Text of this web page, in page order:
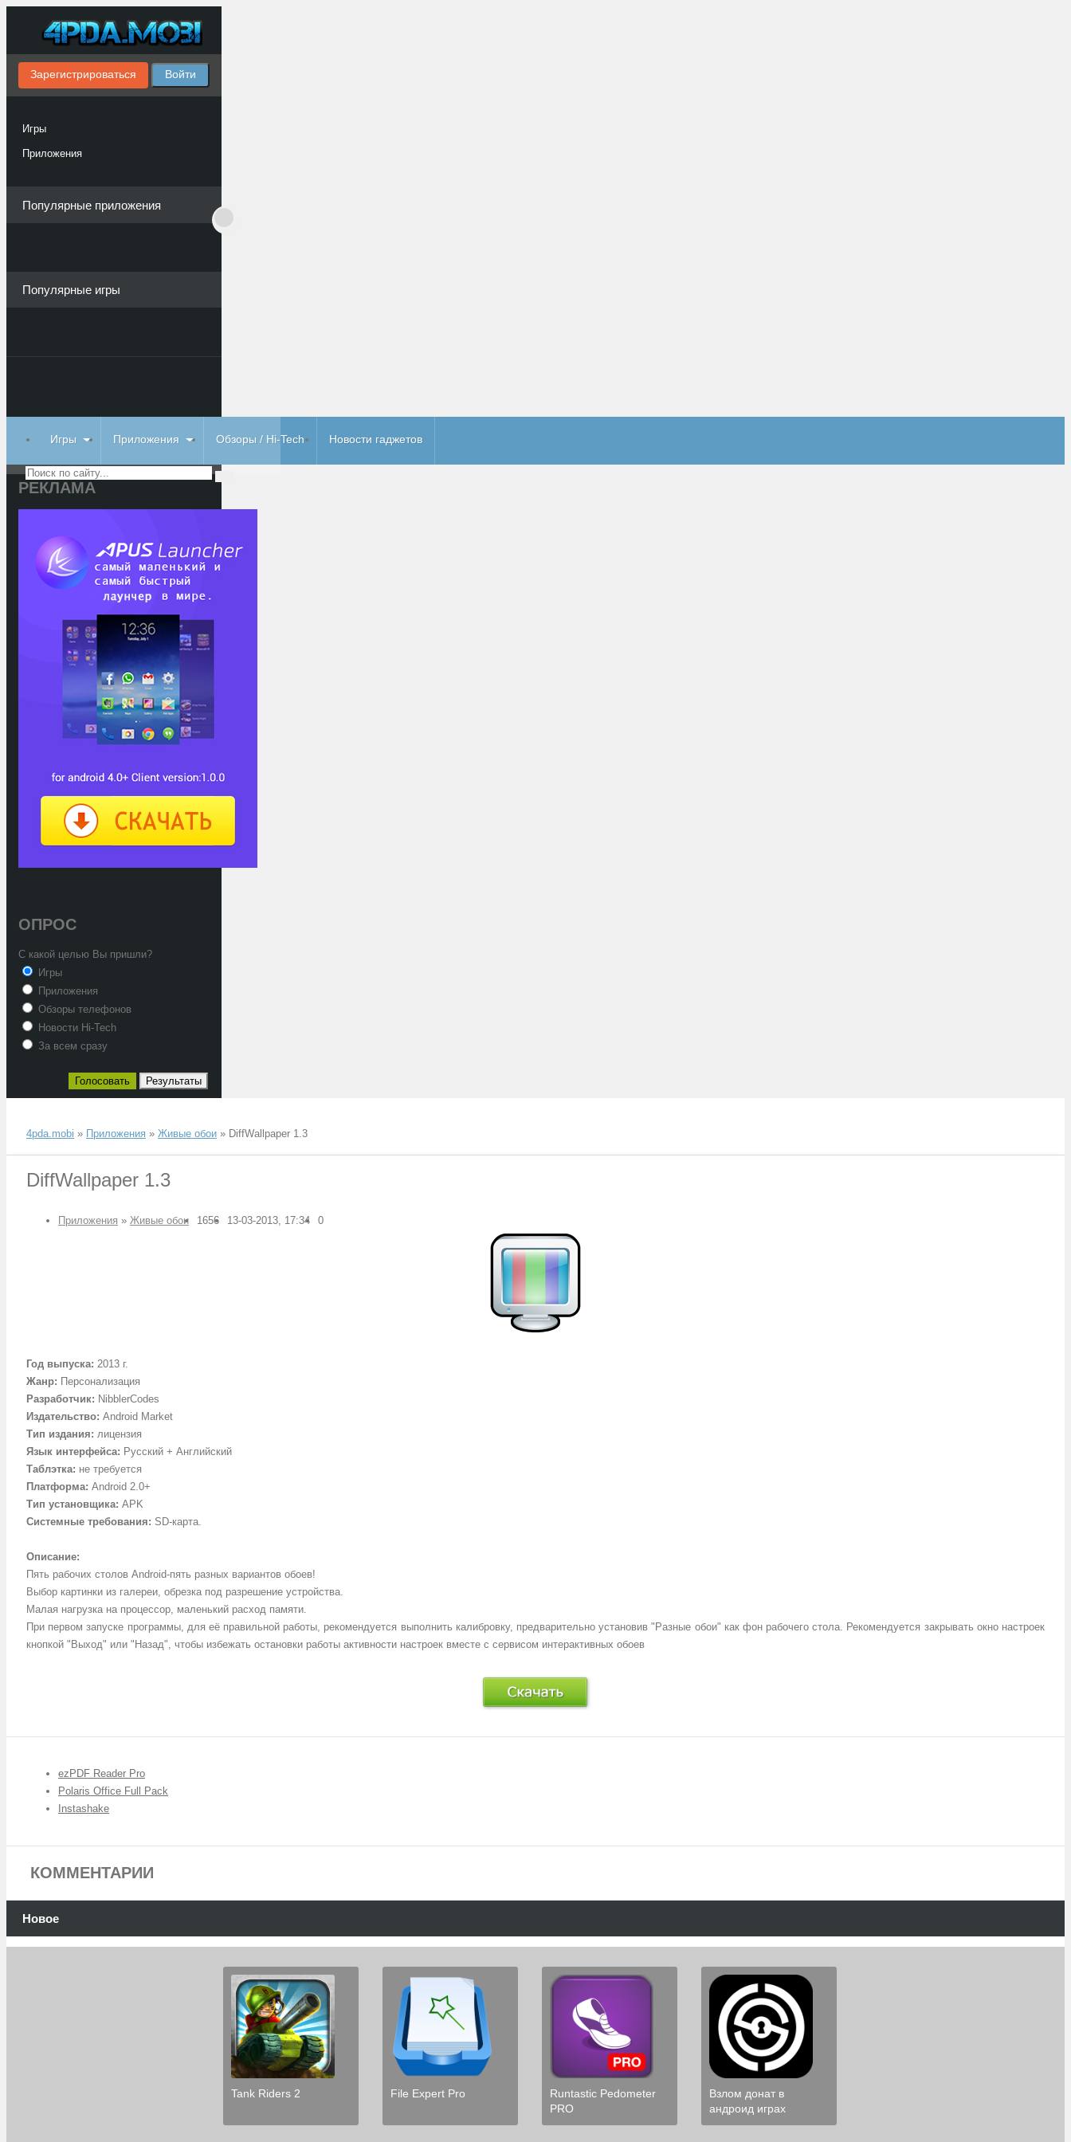
Зарегистрироваться Войти
Игры
Приложения
Популярные приложения
Популярные игры
Игры Приложения Обзоры / Hi-Tech Новости гаджетов
РЕКЛАМА
ОПРОС
С какой целью Вы пришли?
Игры
Приложения
Обзоры телефонов
Новости Hi-Tech
За всем сразу
Голосовать Результаты
4pda.mobi » Приложения » Живые обои » DiffWallpaper 1.3
DiffWallpaper 1.3
Приложения » Живые обои 1656 13-03-2013, 17:34 0
Год выпуска: 2013 г.
Жанр: Персонализация
Разработчик: NibblerCodes
Издательство: Android Market
Тип издания: лицензия
Язык интерфейса: Русский + Английский
Таблэтка: не требуется
Платформа: Android 2.0+
Тип установщика: APK
Системные требования: SD-карта.
Описание:
Пять рабочих столов Android-пять разных вариантов обоев!
Выбор картинки из галереи, обрезка под разрешение устройства.
Малая нагрузка на процессор, маленький расход памяти.
При первом запуске программы, для её правильной работы, рекомендуется выполнить калибровку, предварительно установив "Разные обои" как фон рабочего стола. Рекомендуется закрывать окно настроек
кнопкой "Выход" или "Назад", чтобы избежать остановки работы активности настроек вместе с сервисом интерактивных обоев
ezPDF Reader Pro
Polaris Office Full Pack
Instashake
КОММЕНТАРИИ
Новое
Tank Riders 2 File Expert Pro
Runtastic Pedometer
PRO
Взлом донат в
андроид играх